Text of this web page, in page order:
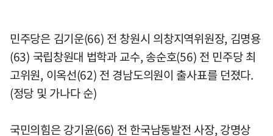
민주당은 김기운(66) 전 창원시 의창지역위원장, 김명용
(63) 국립창원대 법학과 교수, 송순호(56) 전 민주당 최
고위원, 이옥선(62) 전 경남도의원이 출사표를 던졌다.
(정당 및 가나다 순)
국민의힘은 강기윤(66) 전 한국남동발전 사장, 강명상